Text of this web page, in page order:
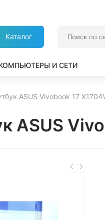
Каталог
И СЕТИ
ASUS Vivobook 17
ASUS